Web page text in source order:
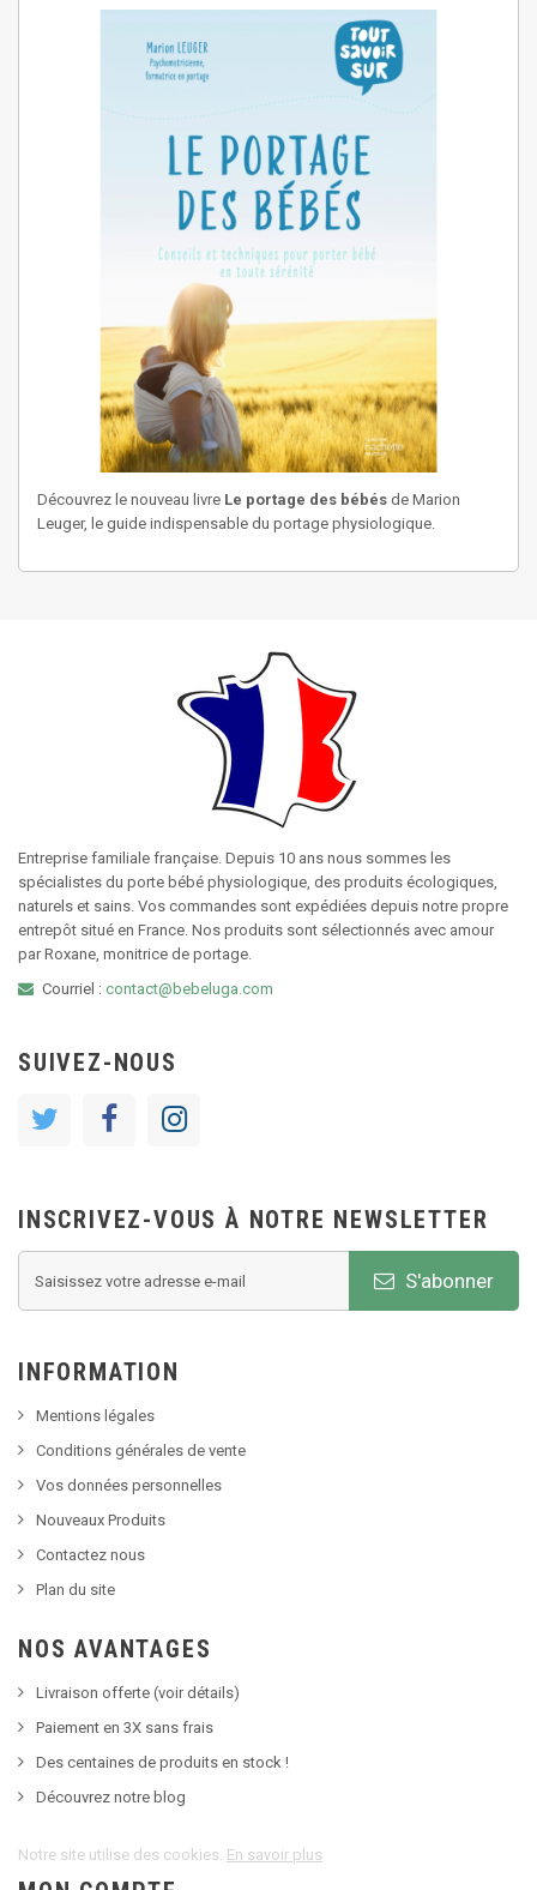
Découvrez le nouveau livre Le portage des bébés de Marion
Leuger, le guide indispensable du portage physiologique.
Entreprise familiale française. Depuis 10 ans nous sommes les
spécialistes du porte bébé physiologique, des produits écologiques,
naturels et sains. Vos commandes sont expédiées depuis notre propre
entrepôt situé en France. Nos produits sont sélectionnés avec amour
par Roxane, monitrice de portage.
Courriel : contact@bebeluga.com
SUIVEZ-NOUS
INSCRIVEZ-VOUS À NOTRE NEWSLETTER
S'abonner
INFORMATION
Mentions légales
Conditions générales de vente
Vos données personnelles
Nouveaux Produits
Contactez nous
Plan du site
NOS AVANTAGES
Livraison offerte (voir détails)
Paiement en 3X sans frais
Des centaines de produits en stock !
Découvrez notre blog
Notre site utilise des cookies. En savoir plus